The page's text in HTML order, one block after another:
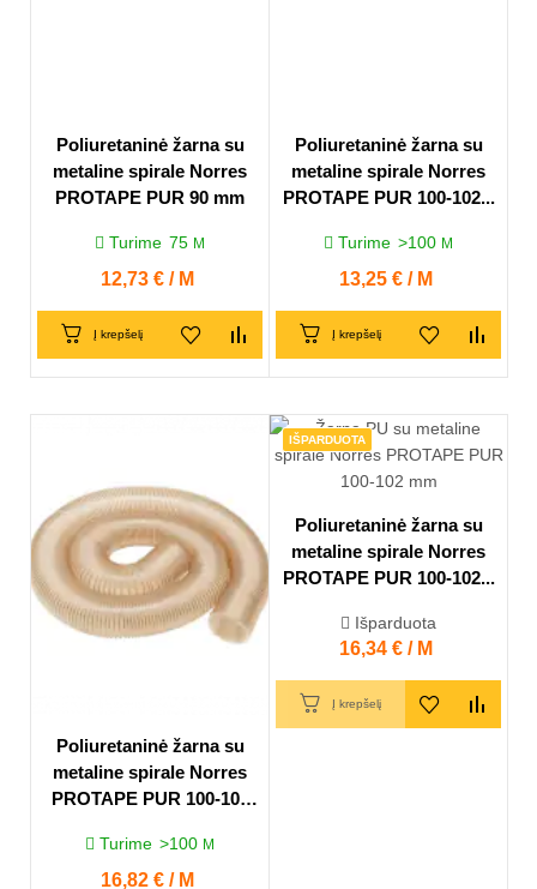
Poliuretaninė žarna su
metaline spirale Norres
PROTAPE PUR 90 mm
Turime 75 M
Kaina
12,73 € / M
Į krepšelį
Poliuretaninė žarna su
metaline spirale Norres
PROTAPE PUR 100-102...
Turime >100 M
Kaina
13,25 € / M
Į krepšelį
Poliuretaninė žarna su
metaline spirale Norres
PROTAPE PUR 100-102
Turime >100 M
Kaina
16,82 € / M
IŠPARDUOTA
Poliuretaninė žarna su
metaline spirale Norres
PROTAPE PUR 100-102...
Išparduota
Kaina
16,34 € / M
Į krepšelį